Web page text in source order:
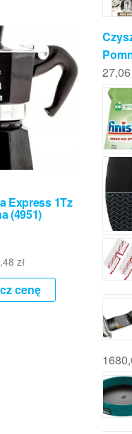
Express 1Tz
(4951)
zł
cenę
27,06